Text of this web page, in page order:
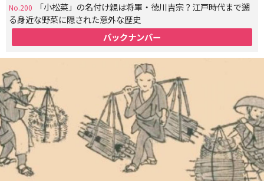
No.200
「小松菜」の名付け親は将軍・徳川吉宗？江戸時代まで遡
る身近な野菜に隠された意外な歴史
バックナンバー